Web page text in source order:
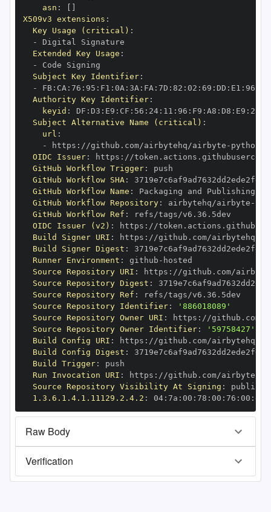
asn :
X509v3 extensions :
Key Usage (critical) :
-
Extended Key Usage :
-
Subject Key Identifier:
-
FB: CA : 76 : 95 : F1 : 0A : 3A : FA : 7D : 82 : 02 : 69 : DD : E1 : 96
Authority Key Identifier:
keyid : DF : D3 : E9 : CF : 56 : 24: 11 : 96 : F9 : A8 : D8 : E9 : 28
Subject Alternative Name (critical) :
url :
-
https : //github.com/airbytehq/airbyte - python
OIDC Issuer: https :
GitHub Workflow Trigger:
GitHub Workflow SHA:
GitHub Workflow Name :
GitHub Workflow Repository: airbytehq/airbyte -
GitHub Workflow Ref :
OIDC Issuer (v2) : https :
Build Signer URI : https : //github.com/airbytehq/
Build Signer Digest :
Runner Environment : github -
Source Repository URI : https : //github.com/
Source Repository Digest :
Source Repository Ref :
Source Repository Identifier:
'886018089'
Source Repository Owner URI : https :
Source Repository Owner Identifier:
'59758427'
Build Config URI : https : //github.com/airbytehq/
Build Config Digest :
Build Trigger:
Run Invocation URI : https : //github.com/
Source Repository Visibility At Signing :
1.3.6.1.4.1.11129.2.4.2 : 04: 7a : 00 : 78 : 00 : 76 : 00 : dd
Raw Body
Verification